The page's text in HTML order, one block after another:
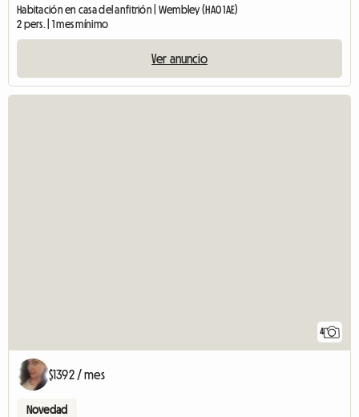
Habitación en casa del anfitrión | Wembley (HA0 1AE)
2 pers. | 1 mes mínimo
Ver anuncio
4
$1392 / mes
Novedad